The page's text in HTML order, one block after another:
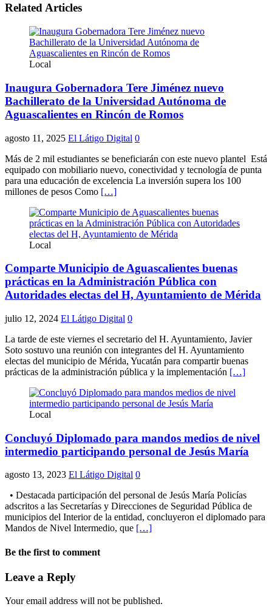
Related Articles
Local
Inaugura Gobernadora Tere Jiménez nuevo
Bachillerato de la Universidad Autónoma de
Aguascalientes en Rincón de Romos
agosto 11, 2025 El Látigo Digital 0
Más de 2 mil estudiantes se beneficiarán con este nuevo plantel Está
equipado con mobiliario nuevo, conectividad y tecnología de punta
para una educación de excelencia La inversión supera los 100
millones de pesos Como […]
Local
Comparte Municipio de Aguascalientes buenas
prácticas en la Administración Pública con
Autoridades electas del H, Ayuntamiento de Mérida
julio 12, 2024 El Látigo Digital 0
La tarde de este viernes el secretario del H. Ayuntamiento, Javier
Soto sostuvo una reunión con integrantes del H. Ayuntamiento
electas del municipio de Mérida, Yucatán para compartir buenas
prácticas de la administración pública y la implementación […]
Local
Concluyó Diplomado para mandos medios de nivel
intermedio participando personal de Jesús María
agosto 13, 2023 El Látigo Digital 0
• Destacada participación del personal de Jesús María Policías
adscritos a las Secretarías y Direcciones de Seguridad Pública de
municipios del Interior de la entidad, concluyeron el diplomado para
Mandos de Nivel Intermedio, que […]
Be the first to comment
Leave a Reply
Your email address will not be published.